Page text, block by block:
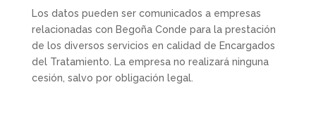
Los datos pueden ser comunicados a empresas
relacionadas con Begoña Conde para la prestación
de los diversos servicios en calidad de Encargados
del Tratamiento. La empresa no realizará ninguna
cesión, salvo por obligación legal.